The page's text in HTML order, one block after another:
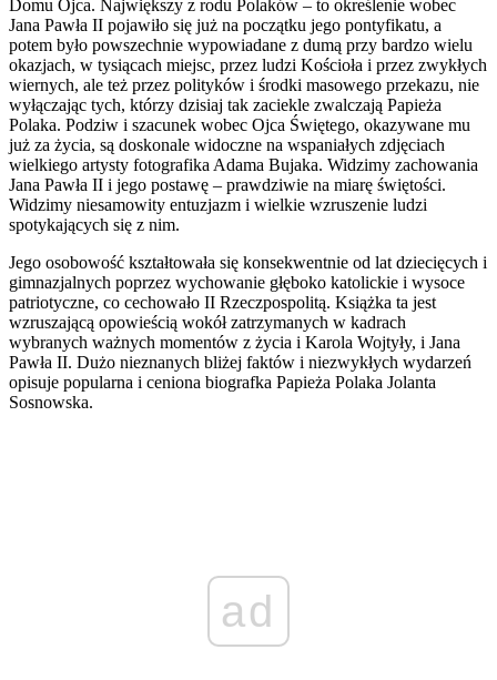
Domu Ojca. Największy z rodu Polaków – to określenie wobec
Jana Pawła II pojawiło się już na początku jego pontyfikatu, a
potem było powszechnie wypowiadane z dumą przy bardzo wielu
okazjach, w tysiącach miejsc, przez ludzi Kościoła i przez zwykłych
wiernych, ale też przez polityków i środki masowego przekazu, nie
wyłączając tych, którzy dzisiaj tak zaciekle zwalczają Papieża
Polaka. Podziw i szacunek wobec Ojca Świętego, okazywane mu
już za życia, są doskonale widoczne na wspaniałych zdjęciach
wielkiego artysty fotografika Adama Bujaka. Widzimy zachowania
Jana Pawła II i jego postawę – prawdziwie na miarę świętości.
Widzimy niesamowity entuzjazm i wielkie wzruszenie ludzi
spotykających się z nim.
Jego osobowość kształtowała się konsekwentnie od lat dziecięcych i
gimnazjalnych poprzez wychowanie głęboko katolickie i wysoce
patriotyczne, co cechowało II Rzeczpospolitą. Książka ta jest
wzruszającą opowieścią wokół zatrzymanych w kadrach
wybranych ważnych momentów z życia i Karola Wojtyły, i Jana
Pawła II. Dużo nieznanych bliżej faktów i niezwykłych wydarzeń
opisuje popularna i ceniona biografka Papieża Polaka Jolanta
Sosnowska.
ad